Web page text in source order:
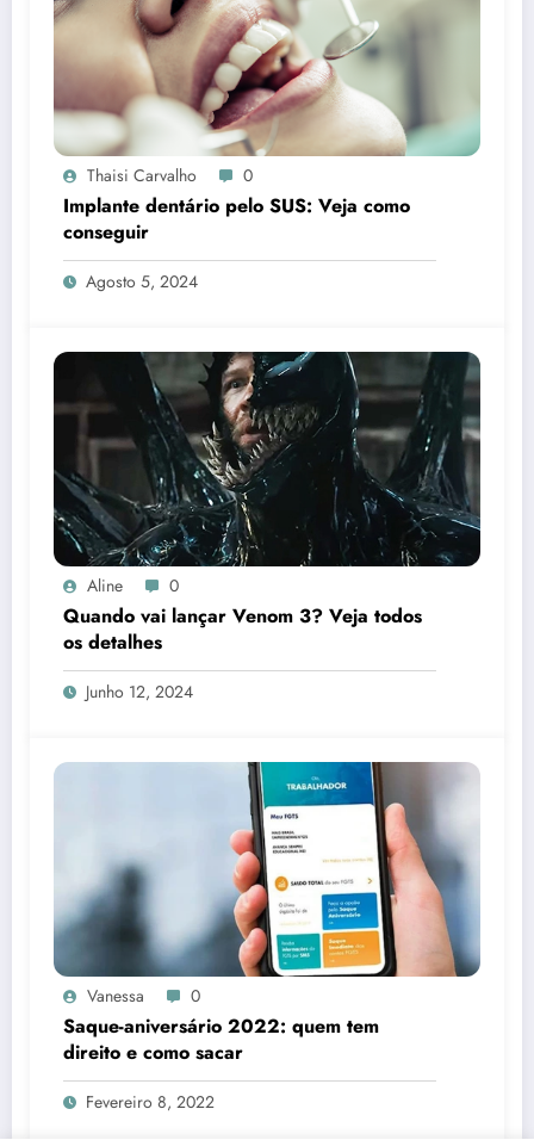
Thaisi Carvalho 0
Implante dentário pelo SUS: Veja como
conseguir
Agosto 5, 2024
Aline 0
Quando vai lançar Venom 3? Veja todos
os detalhes
Junho 12, 2024
Vanessa 0
Saque-aniversário 2022: quem tem
direito e como sacar
Fevereiro 8, 2022